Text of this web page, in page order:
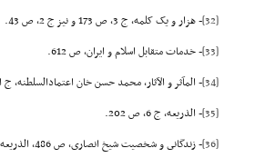
[32]
- هزار و یک کلمه، ج 3، ص 173 و نیز ج 2، ص 43.
[33]
- خدمات متقابل اسلام و ایران، ص 612.
[34]
- المآثر و الآثار، محمد حسن خان اعتمادالسلطنه، ج
[35]
- الذریعه، ج 6، ص 202.
[36]
- زندگانى و شخصیت شیخ انصارى، ص 486، الذریعه، ج 6، ص158.